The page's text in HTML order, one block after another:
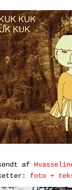
af
foto +